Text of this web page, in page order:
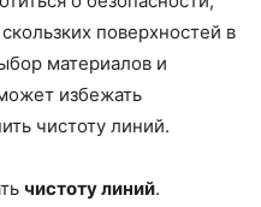
поверхностей в
материалов и
избежать
чистоту линий.
чистоту линий.